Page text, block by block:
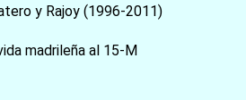
y Rajoy (1996-2011)
madrileña al 15-M